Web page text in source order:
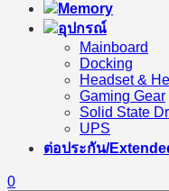
Memory
อุปกรณ์
Mainboard
Docking
Headset &
Gaming Gear
Solid State
UPS
ต่อประกัน/
0